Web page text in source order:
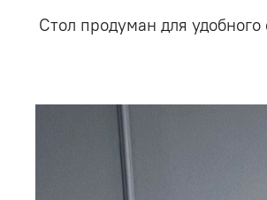
Стол продуман для